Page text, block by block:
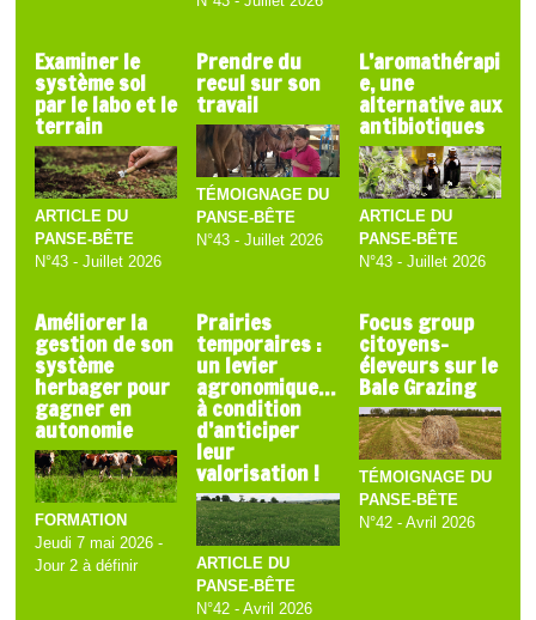
Examiner le
système sol
par le labo et le
terrain
ARTICLE DU
PANSE-BÊTE
N°43 - Juillet 2026
Prendre du
recul sur son
travail
TÉMOIGNAGE DU
PANSE-BÊTE
N°43 - Juillet 2026
L’aromathérapi
e, une
alternative aux
antibiotiques
ARTICLE DU
PANSE-BÊTE
N°43 - Juillet 2026
Améliorer la
gestion de son
système
herbager pour
gagner en
autonomie
FORMATION
Jeudi 7 mai 2026 -
Jour 2 à définir
Prairies
temporaires :
un levier
agronomique…
à condition
d’anticiper
leur
valorisation !
ARTICLE DU
PANSE-BÊTE
N°42 - Avril 2026
Focus group
citoyens-
éleveurs sur le
Bale Grazing
TÉMOIGNAGE DU
PANSE-BÊTE
N°42 - Avril 2026